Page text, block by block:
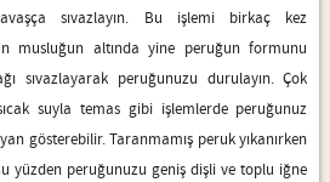
sıvazlayın. Bu işlemi birkaç kez
musluğun altında yine peruğun formunu
sıvazlayarak peruğunuzu durulayın. Çok
suyla temas gibi işlemlerde peruğunuz
gösterebilir. Taranmamış peruk yıkanırken
yüzden peruğunuzu geniş dişli ve toplu iğne